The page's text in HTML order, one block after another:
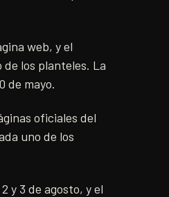
web, y el
de los planteles. La
de mayo.
oficiales del
uno de los
y 3 de agosto, y el